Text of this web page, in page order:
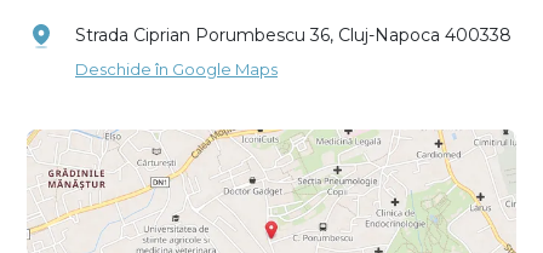
Strada Ciprian Porumbescu 36, Cluj-Napoca 400338
Deschide în Google Maps